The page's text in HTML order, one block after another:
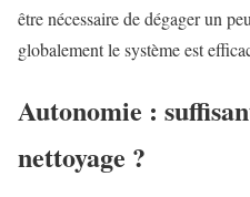
être nécessaire de dégager un
globalement le système est
Autonomie :
nettoyage ?